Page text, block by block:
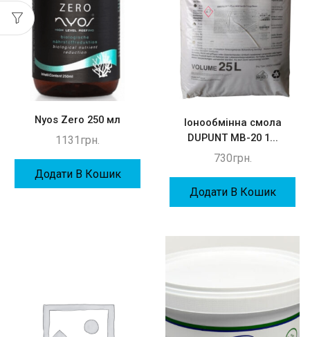
Nyos Zero 250 мл
1131 грн.
Додати В Кошик
Іонообмінна смола
DUPUNT MB-20 1...
730грн.
Додати В Кошик